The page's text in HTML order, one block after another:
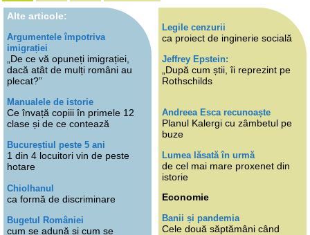
Alte articole:
Argumentele împotriva
imigrației
„De ce vă opuneți imigrației,
dacă atât de mulți români au
plecat?”
Manualele de istorie
Ce învață copiii în primele 12
clase și de ce contează
Bucureștiul peste 5 ani
1 din 4 locuitori vin de peste
hotare
Chiolhanul
ca formă de discriminare
Bugetul României
cum se adună și cum se
Legile cenzurii
ca proiect de inginerie socială
Jeffrey Epstein:
„După cum știi, îi reprezint pe
Rothschilds
Andreea Esca recunoaște
Planul Kalergi cu zâmbetul pe
buze
Lumea lăsată în urmă
de cel mai mare proxenet din
istorie
Economie
Banii și pandemia
Cele două săptămâni când